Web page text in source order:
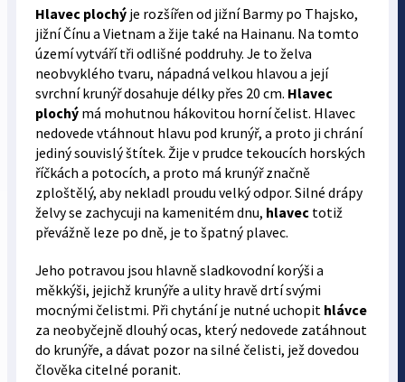
Hlavec plochýje rozšířen od jižní Barmy po Thaj­sko,
jižní Čínu a Vietnam a žije také na Hainanu. Na tomto
území vytváří tři odlišné poddruhy. Je to želva
neobvyklého tvaru, nápadná velkou hlavou a její
svrchní krunýř dosahuje délky přes 20 cm. Hlavec
plochýmá mo­hutnou hákovitou horní čelist. Hlavec
nedovede vtáhnout hlavu pod krunýř, a proto ji chrání
jediný souvislý štítek. Žije v prudce tekoucích horských
říč­kách a potocích, a proto má krunýř značně
zploštělý, aby nekladl proudu velký odpor. Silné drápy
želvy se zachycuji na kamenitém dnu, hlavec totiž
převážně leze po dně, je to špatný plavec.
Jeho potravou jsou hlavně sladkovodní korýši a
měkkýši, jejichž krunýře a ulity hravě drtí svými
mocnými čelistmi. Při chytání je nutné uchopit hlávce
za neobyčejně dlouhý ocas, který nedovede zatáhnout
do krunýře, a dávat pozor na silné čelisti, jež dovedou
člověka citelné poranit.